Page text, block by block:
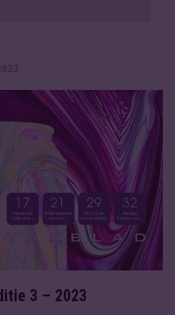
3 – 2023